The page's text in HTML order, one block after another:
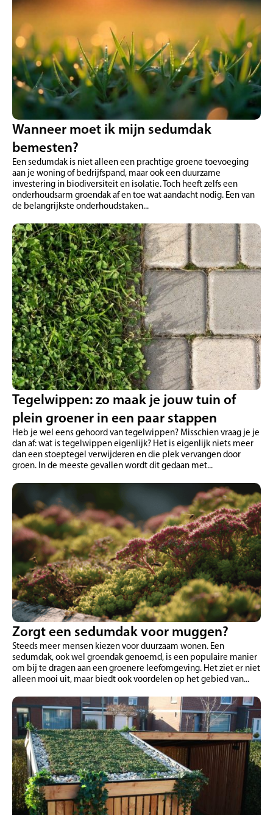
Wanneer moet ik mijn sedumdak
bemesten?
Een sedumdak is niet alleen een prachtige groene toevoeging
aan je woning of bedrijfspand, maar ook een duurzame
investering in biodiversiteit en isolatie. Toch heeft zelfs een
onderhoudsarm groendak af en toe wat aandacht nodig. Een van
de belangrijkste onderhoudstaken...
Tegelwippen: zo maak je jouw tuin of
plein groener in een paar stappen
Heb je wel eens gehoord van tegelwippen? Misschien vraag je je
dan af: wat is tegelwippen eigenlijk? Het is eigenlijk niets meer
dan een stoeptegel verwijderen en die plek vervangen door
groen. In de meeste gevallen wordt dit gedaan met...
Zorgt een sedumdak voor muggen?
Steeds meer mensen kiezen voor duurzaam wonen. Een
sedumdak, ook wel groendak genoemd, is een populaire manier
om bij te dragen aan een groenere leefomgeving. Het ziet er niet
alleen mooi uit, maar biedt ook voordelen op het gebied van...